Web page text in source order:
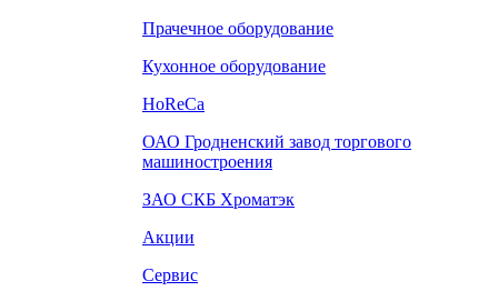
Прачечное оборудование
Кухонное оборудование
HoReCa
ОАО Гродненский завод торгового
машиностроения
ЗАО СКБ Хроматэк
Акции
Сервис